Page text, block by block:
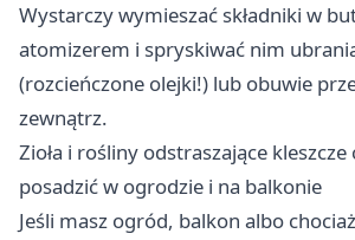
Wystarczy wymieszać składniki w
atomizerem i spryskiwać nim
(rozcieńczone olejki!) lub obuwie
zewnątrz.
Zioła i rośliny odstraszające
posadzić w ogrodzie i na balkonie
Jeśli masz ogród, balkon albo